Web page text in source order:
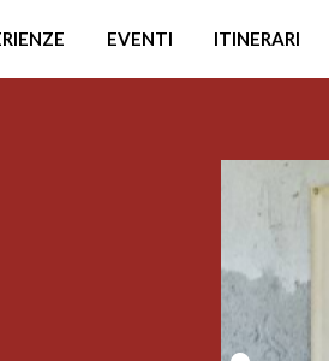
EVENTI ITINERARI